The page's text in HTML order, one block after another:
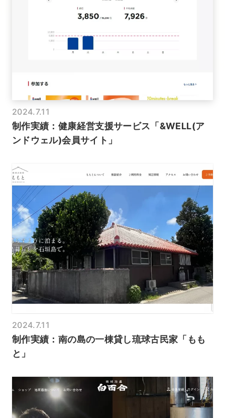
2024.7.11
制作実績：健康経営支援サービス「&WELL(ア
ンドウェル)会員サイト」
2024.7.11
制作実績：南の島の一棟貸し琉球古民家「もも
と」